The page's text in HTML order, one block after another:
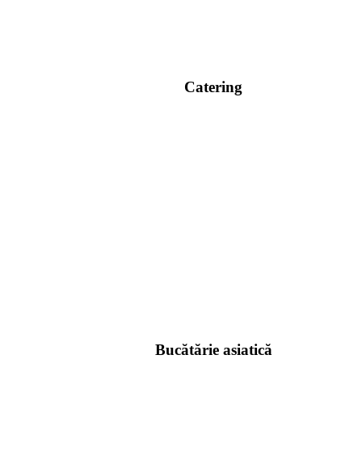
Catering
Bucătărie asiatică